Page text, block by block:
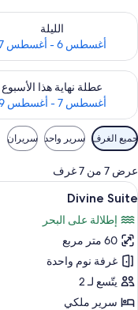
الليلة
أغسطس 6 - أغسطس 7
تحقق من مدى التوفر لليلة
عطلة نهاية هذا الأسبوع
أغسطس 7 - أغسطس 9
تحقق من مدى التوفر لعطلة
عوامل
التصفية
المتاحة
للغرف
جميع الغرف سرير واحد سريران
عرض 7 من 7 غرف
استعراض
جميع
صور
Divine
Suite
6
Divine Suite
إطلالة على البحر
60 متر مربع
غرفة نوم واحدة
يتّسع لـ 2
سرير ملكي